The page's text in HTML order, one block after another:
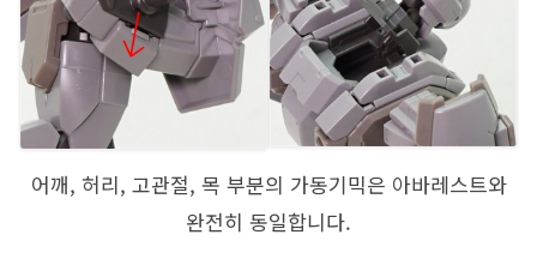
어깨, 허리, 고관절, 목 부분의 가동기믹은 아바레스트와
완전히 동일합니다.